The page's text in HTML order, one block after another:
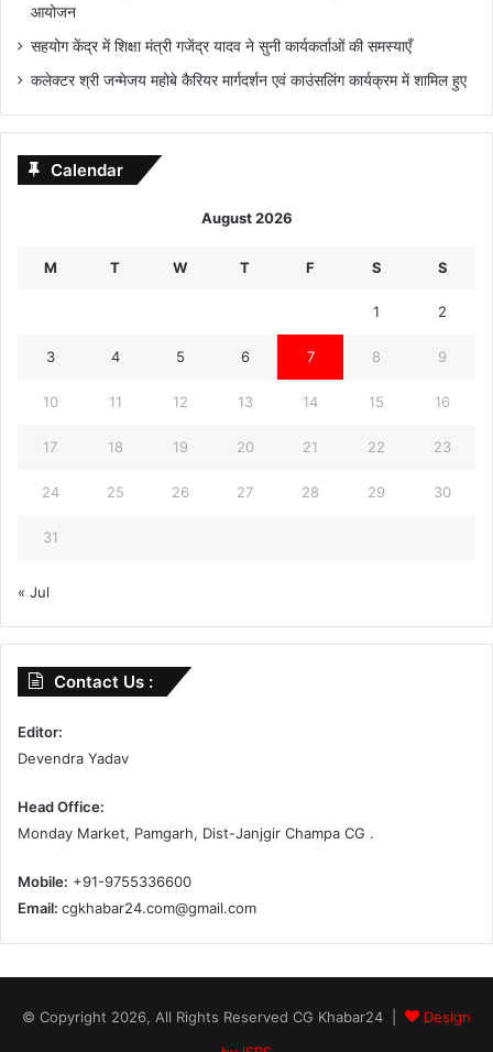
आयोजन
सहयोग केंद्र में शिक्षा मंत्री गजेंद्र यादव ने सुनी कार्यकर्ताओं की समस्याएँ
कलेक्टर श्री जन्मेजय महोबे कैरियर मार्गदर्शन एवं काउंसलिंग कार्यक्रम में शामिल हुए
Calendar
August 2026
M T W T F S S
1 2
3 4 5 6 7 8 9
10 11 12 13 14 15 16
17 18 19 20 21 22 23
24 25 26 27 28 29 30
31
« Jul
Contact Us :
Editor:
Devendra Yadav
Head Office:
Monday Market, Pamgarh, Dist-Janjgir Champa CG .
Mobile: +91-9755336600
Email: cgkhabar24.com@gmail.com
© Copyright 2026, All Rights Reserved CG Khabar24 |
Design